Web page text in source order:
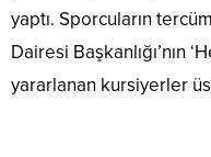
yaptı. Sporcuların
Dairesi Başkanlığı’nın
yararlanan kursiyerler